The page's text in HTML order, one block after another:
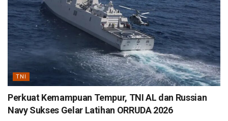
TNI
Perkuat Kemampuan Tempur, TNI AL dan Russian
Navy Sukses Gelar Latihan ORRUDA 2026